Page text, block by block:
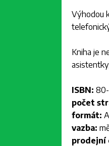
Výhodou
Kniha je
ISBN:
počet
formát:
vazba:
prodejní